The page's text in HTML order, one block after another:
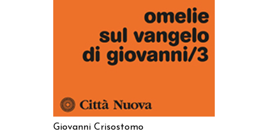
Giovanni Crisostomo